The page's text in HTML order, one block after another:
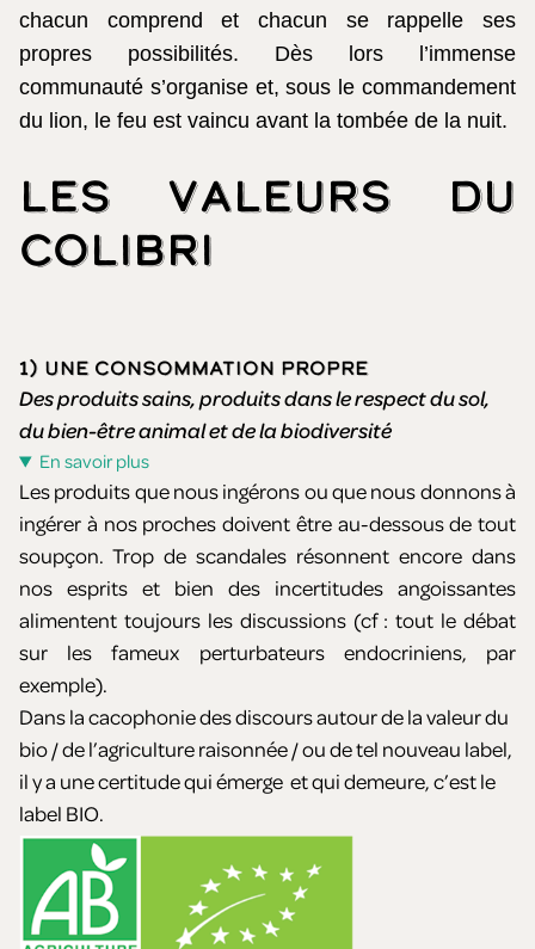
chacun comprend et chacun se rappelle ses
propres possibilités. Dès lors l’immense
communauté s’organise et, sous le commandement
du lion, le feu est vaincu avant la tombée de la nuit.
Les valeurs du
Colibri
1) UNE CONSOMMATION PROPRE
Des produits sains, produits dans le respect du sol,
du bien-être animal et de la biodiversité
En savoir plus
Les produits que nous ingérons ou que nous donnons à
ingérer à nos proches doivent être au-dessous de tout
soupçon. Trop de scandales résonnent encore dans
nos esprits et bien des incertitudes angoissantes
alimentent toujours les discussions (cf : tout le débat
sur les fameux perturbateurs endocriniens, par
exemple).
Dans la cacophonie des discours autour de la valeur du
bio / de l’agriculture raisonnée / ou de tel nouveau label,
il y a une certitude qui émerge et qui demeure, c’est le
label BIO.